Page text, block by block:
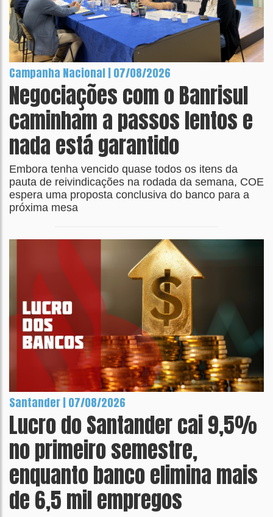
Campanha Nacional | 07/08/2026
Negociações com o Banrisul
caminham a passos lentos e
nada está garantido
Embora tenha vencido quase todos os itens da
pauta de reivindicações na rodada da semana, COE
espera uma proposta conclusiva do banco para a
próxima mesa
Santander | 07/08/2026
Lucro do Santander cai 9,5%
no primeiro semestre,
enquanto banco elimina mais
de 6,5 mil empregos